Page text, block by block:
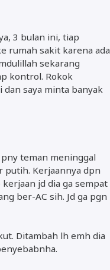
3 bulan ini, tiap
rumah sakit karena ada
sekarang
kontrol. Rokok
saya minta banyak
teman meninggal
putih. Kerjaannya dpn
jd dia ga sempat
ber-AC sih. Jd ga pgn
Ditambah lh emh dia